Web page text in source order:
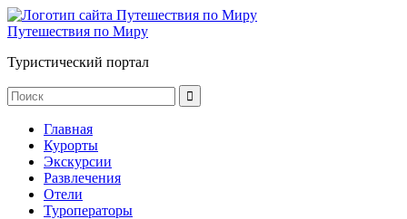
Путешествия по Миру
Туристический портал
Главная
Курорты
Экскурсии
Развлечения
Отели
Туроператоры